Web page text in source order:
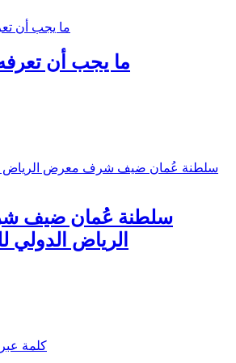
ما يجب أن
سلطنة عُمان ضيف
الرياض الدولي